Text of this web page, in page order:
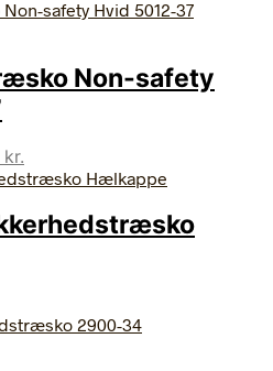
Non-safety
kr..
kr.
aktuelle
er:
1.437,00 kr..